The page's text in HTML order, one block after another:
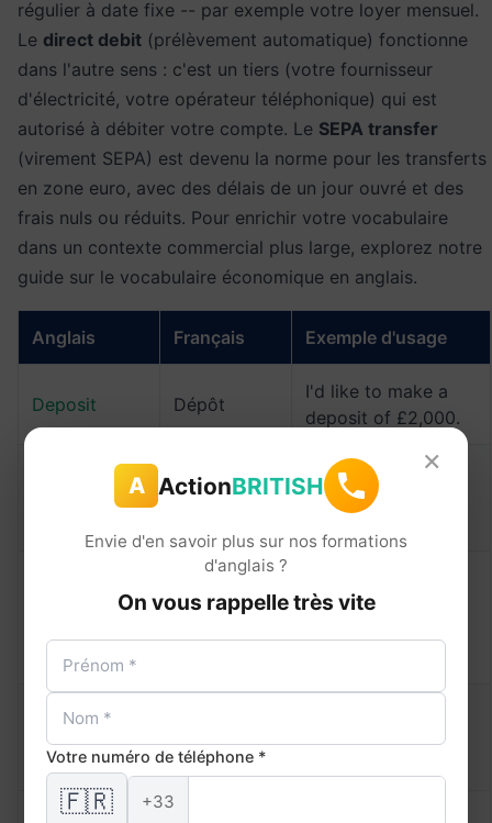
régulier à date fixe -- par exemple votre loyer mensuel.
Le direct debit (prélèvement automatique) fonctionne
dans l'autre sens : c'est un tiers (votre fournisseur
d'électricité, votre opérateur téléphonique) qui est
autorisé à débiter votre compte. Le SEPA transfer
(virement SEPA) est devenu la norme pour les transferts
en zone euro, avec des délais de un jour ouvré et des
frais nuls ou réduits. Pour enrichir votre vocabulaire
dans un contexte commercial plus large, explorez notre
guide sur le vocabulaire économique en anglais.
Anglais Français Exemple d'usage
Deposit Dépôt
I'd like to make a
deposit of £2,000.
Withdrawal Retrait
The daily
withdrawal limit is
(Automated
Machine)
Distributeur
Is there an ATM
Cashpoint
(UK)
automatique
cashpoint is on the
×
A ActionBRITISH
Envie d'en savoir plus sur nos formations
d'anglais ?
On vous rappelle très vite
Votre numéro de téléphone *
🇫🇷 +33